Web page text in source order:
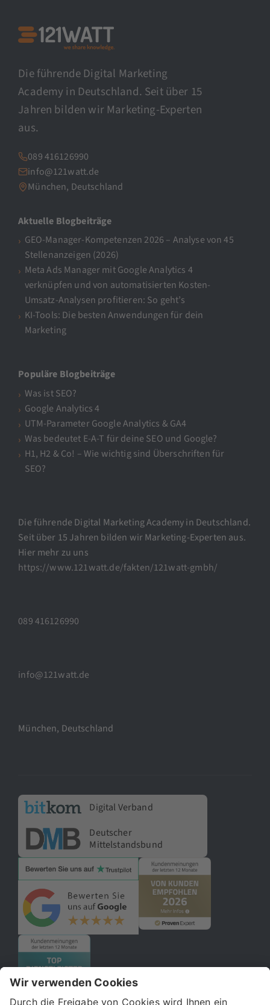
Die führende Digital Marketing
Academy in Deutschland. Seit über 15
Jahren bilden wir Marketing-Experten
aus.
089 416126990
info@121watt.de
München, Deutschland
Aktuelle Blogbeiträge
GEO-Manager-Kompetenzen 2026 – Analyse von 45
Stellenanzeigen (2026)
Meta Ads Manager mit Google Analytics 4
verknüpfen und von automatisierten Kosten-
Umsatz-Analysen profitieren: So geht’s
KI-Tools: Die besten Anwendungen für dein
Marketing
Populäre Blogbeiträge
Was ist SEO?
Google Analytics 4
UTM-Parameter Google Analytics & GA4
Was bedeutet E-A-T für deine SEO und Google?
H1, H2 & Co! – Wie wichtig sind Überschriften für
SEO?
Die führende Digital Marketing Academy in Deutschland.
Seit über 15 Jahren bilden wir Marketing-Experten aus.
Hier mehr zu uns
https://www.121watt.de/fakten/121watt-gmbh/
089 416126990
info@121watt.de
München, Deutschland
Digital Verband
Deutscher
Mittelstandsbund